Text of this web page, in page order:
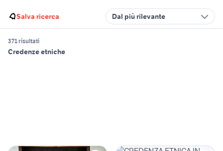
Salva ricerca Dal più rilevante
371 risultati
Credenze etniche